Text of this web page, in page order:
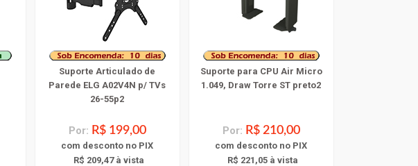
Suporte Articulado de
Parede ELG A02V4N p/ TVs
26-55p2
Por: R$ 199,00
com desconto no PIX
R$ 209,47 à vista
Suporte para CPU Air Micro
1.049, Draw Torre ST preto2
Por: R$ 210,00
com desconto no PIX
R$ 221,05 à vista